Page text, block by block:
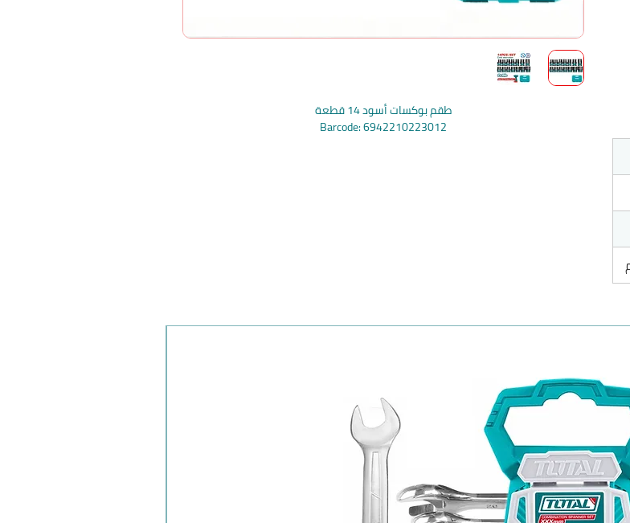
طقم بوكسات أسود 14 قطعة
Barcode: 6942210223012